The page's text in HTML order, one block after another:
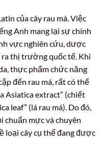
của cây rau má. Việc
Anh mang lại sự chính
vực nghiên cứu, dược
thị trường quốc tế. Khi
thực phẩm chức năng
đến rau má, rất có thể
Asiatica extract” (chiết
leaf” (lá rau má). Do đó,
chuẩn mực và chuyên
loại cây cụ thể đang được